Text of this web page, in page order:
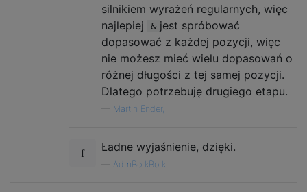
silnikiem wyrażeń regularnych, więc
najlepiej
& jest spróbować
dopasować z każdej pozycji, więc
nie możesz mieć wielu dopasowań o
różnej długości z tej samej pozycji.
Dlatego potrzebuję drugiego etapu.
Martin Ender,
Ładne wyjaśnienie, dzięki.
AdmBorkBork